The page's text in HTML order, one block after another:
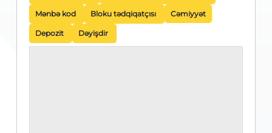
Mənbə kod Bloku tədqiqatçısı Cəmiyyət
Depozit Dəyişdir